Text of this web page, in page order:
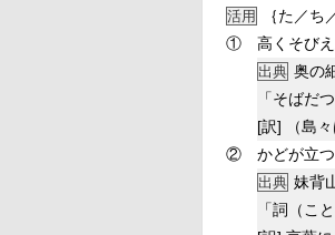
活用
｛た／ち
①
高くそびえ
出典 奥の
「そばだ
[訳] （島
②
かどが立
出典 妹背
「詞（こ